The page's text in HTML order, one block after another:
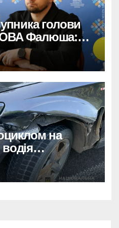
голови
ОВА Фалюша:
гривень
на